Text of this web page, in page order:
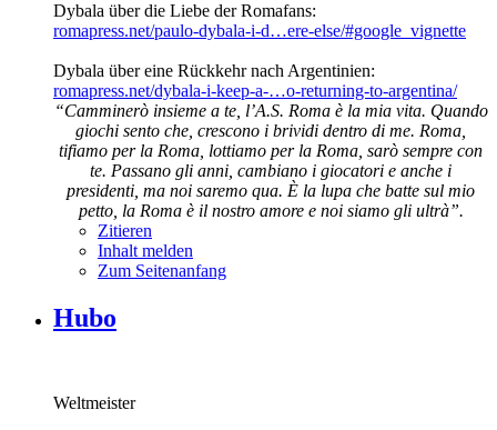
Dybala über die Liebe der Romafans:
romapress.net/paulo-dybala-i-d…ere-else/#google_vignette
Dybala über eine Rückkehr nach Argentinien:
romapress.net/dybala-i-keep-a-…o-returning-to-argentina/
“Camminerò insieme a te, l’A.S. Roma è la mia vita. Quando
giochi sento che, crescono i brividi dentro di me. Roma,
tifiamo per la Roma, lottiamo per la Roma, sarò sempre con
te. Passano gli anni, cambiano i giocatori e anche i
presidenti, ma noi saremo qua. È la lupa che batte sul mio
petto, la Roma è il nostro amore e noi siamo gli ultrà”.
Zitieren
Inhalt melden
Zum Seitenanfang
Hubo
Weltmeister